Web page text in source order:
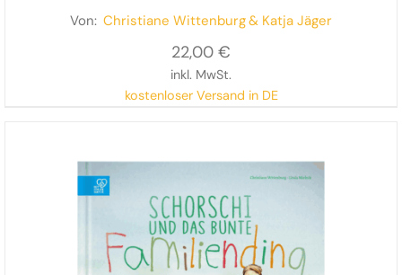
demokratisches Bilderbuch
Von: Christiane Wittenburg& Katja Jäger
22,00 €
inkl. MwSt.
kostenloser Versand in DE